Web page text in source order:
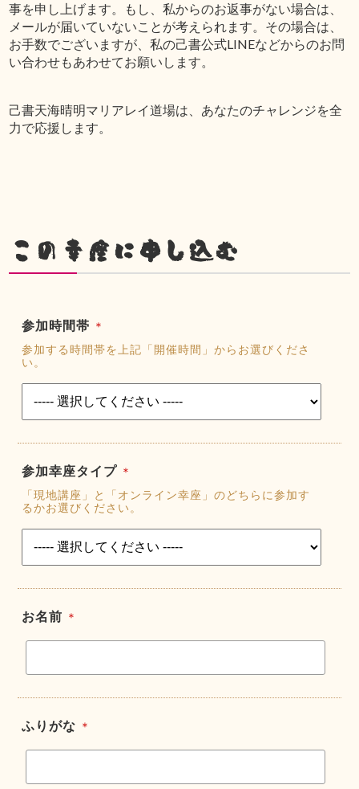
事を申し上げます。もし、私からのお返事がない場合は、
メールが届いていないことが考えられます。その場合は、
お手数でございますが、私の己書公式LINEなどからのお問
い合わせもあわせてお願いします。
己書天海晴明マリアレイ道場は、あなたのチャレンジを全
力で応援します。
この幸座に申し込む
参加時間帯 ＊
参加する時間帯を上記「開催時間」からお選びくださ
い。
参加幸座タイプ ＊
「現地講座」と「オンライン幸座」のどちらに参加す
るかお選びください。
お名前 ＊
ふりがな ＊